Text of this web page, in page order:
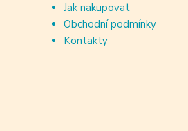
Jak nakupovat
Obchodní podmínky
Kontakty